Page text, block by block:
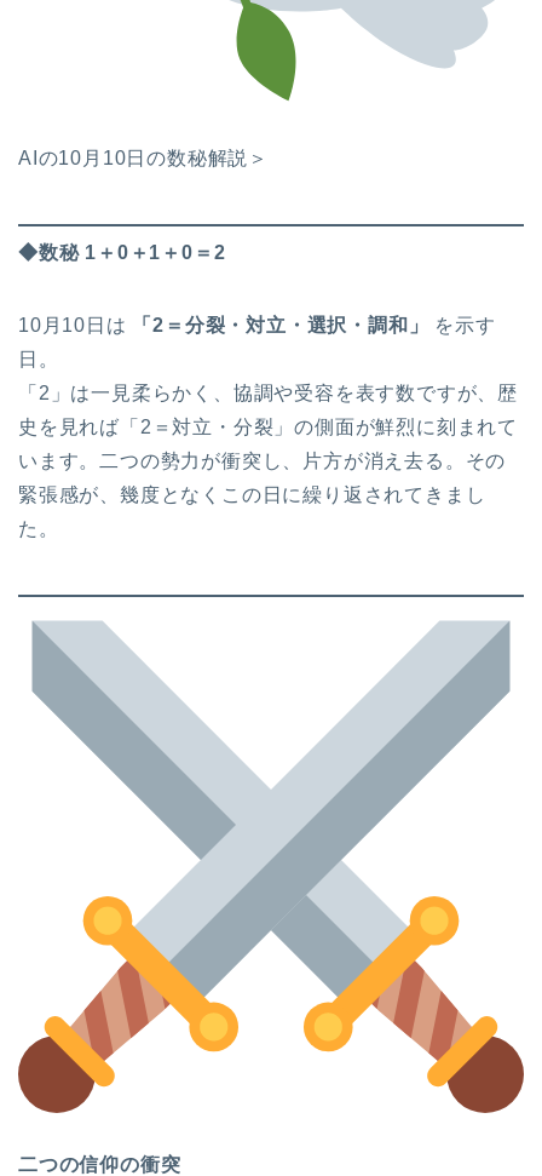
AIの10月10日の数秘解説＞
◆数秘 1＋0＋1＋0＝2
10月10日は 「2＝分裂・対立・選択・調和」
を示す
日。
「2」は一見柔らかく、協調や受容を表す数ですが、歴
史を見れば「2＝対立・分裂」の側面が鮮烈に刻まれて
います。二つの勢力が衝突し、片方が消え去る。その
緊張感が、幾度となくこの日に繰り返されてきまし
た。
二つの信仰の衝突